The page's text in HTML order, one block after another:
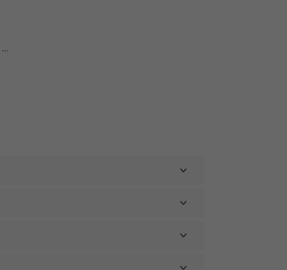
...